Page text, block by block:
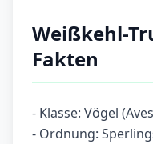
Weißkehl-
Fakten
- Klasse: Vögel
- Ordnung: